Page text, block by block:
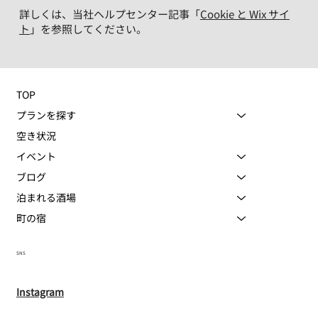
詳しくは、当社ヘルプセンター記事「Cookie と Wix サイ
ト 」を参照してください。
Instagram
SNS
TOP
プランを探す
空き状況
イベント
ブログ
泊まれる酒場
町の宿